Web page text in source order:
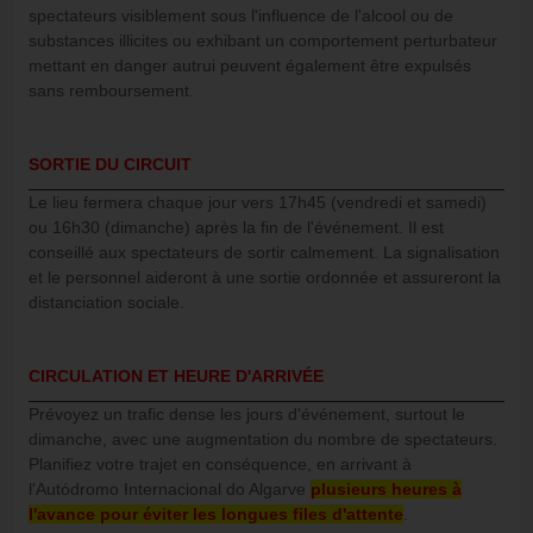
spectateurs visiblement sous l'influence de l'alcool ou de
substances illicites ou exhibant un comportement perturbateur
mettant en danger autrui peuvent également être expulsés
sans remboursement.
SORTIE DU CIRCUIT
Le lieu fermera chaque jour vers 17h45 (vendredi et samedi)
ou 16h30 (dimanche) après la fin de l'événement. Il est
conseillé aux spectateurs de sortir calmement. La signalisation
et le personnel aideront à une sortie ordonnée et assureront la
distanciation sociale.
CIRCULATION ET HEURE D'ARRIVÉE
Prévoyez un trafic dense les jours d'événement, surtout le
dimanche, avec une augmentation du nombre de spectateurs.
Planifiez votre trajet en conséquence, en arrivant à
l'Autódromo Internacional do Algarve plusieurs heures à
l'avance pour éviter les longues files d'attente